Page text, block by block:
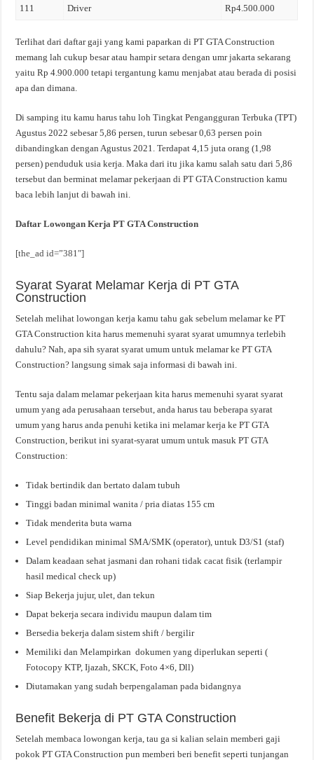
111 Driver Rp4.500.000
Terlihat dari daftar gaji yang kami paparkan di PT GTA Construction
memang lah cukup besar atau hampir setara dengan umr jakarta sekarang
yaitu Rp 4.900.000 tetapi tergantung kamu menjabat atau berada di posisi
apa dan dimana.
Di samping itu kamu harus tahu loh Tingkat Pengangguran Terbuka (TPT)
Agustus 2022 sebesar 5,86 persen, turun sebesar 0,63 persen poin
dibandingkan dengan Agustus 2021. Terdapat 4,15 juta orang (1,98
persen) penduduk usia kerja. Maka dari itu jika kamu salah satu dari 5,86
tersebut dan berminat melamar pekerjaan di PT GTA Construction kamu
baca lebih lanjut di bawah ini.
Daftar Lowongan Kerja PT GTA Construction
[the_ad id=”381″]
Syarat Syarat Melamar Kerja di PT GTA
Construction
Setelah melihat lowongan kerja kamu tahu gak sebelum melamar ke PT
GTA Construction kita harus memenuhi syarat syarat umumnya terlebih
dahulu? Nah, apa sih syarat syarat umum untuk melamar ke PT GTA
Construction? langsung simak saja informasi di bawah ini.
Tentu saja dalam melamar pekerjaan kita harus memenuhi syarat syarat
umum yang ada perusahaan tersebut, anda harus tau beberapa syarat
umum yang harus anda penuhi ketika ini melamar kerja ke PT GTA
Construction, berikut ini syarat-syarat umum untuk masuk PT GTA
Construction:
Tidak bertindik dan bertato dalam tubuh
Tinggi badan minimal wanita / pria diatas 155 cm
Tidak menderita buta warna
Level pendidikan minimal SMA/SMK (operator), untuk D3/S1 (staf)
Dalam keadaan sehat jasmani dan rohani tidak cacat fisik (terlampir
hasil medical check up)
Siap Bekerja jujur, ulet, dan tekun
Dapat bekerja secara individu maupun dalam tim
Bersedia bekerja dalam sistem shift / bergilir
Memiliki dan Melampirkan dokumen yang diperlukan seperti (
Fotocopy KTP, Ijazah, SKCK, Foto 4×6, Dll)
Diutamakan yang sudah berpengalaman pada bidangnya
Benefit Bekerja di PT GTA Construction
Setelah membaca lowongan kerja, tau ga si kalian selain memberi gaji
pokok PT GTA Construction pun memberi beri benefit seperti tunjangan